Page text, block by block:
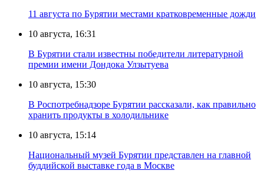
11 августа по Бурятии местами кратковременные дожди
10 августа, 16:31
В Бурятии стали известны победители литературной
премии имени Дондока Улзытуева
10 августа, 15:30
В Роспотребнадзоре Бурятии рассказали, как правильно
хранить продукты в холодильнике
10 августа, 15:14
Национальный музей Бурятии представлен на главной
буддийской выставке года в Москве